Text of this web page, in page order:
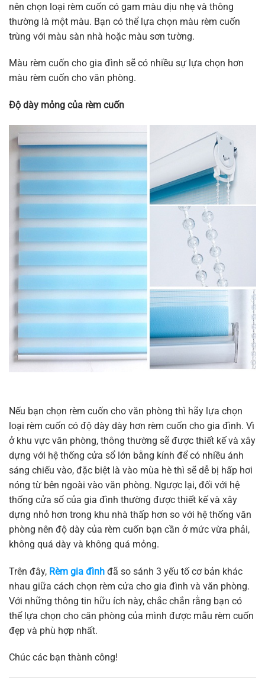
nên chọn loại rèm cuốn có gam màu dịu nhẹ và thông
thường là một màu. Bạn có thể lựa chọn màu rèm cuốn
trùng với màu sàn nhà hoặc màu sơn tường.
Màu rèm cuốn cho gia đình sẽ có nhiều sự lựa chọn hơn
màu rèm cuốn cho văn phòng.
Độ dày mỏng của rèm cuốn
Nếu bạn chọn rèm cuốn cho văn phòng thì hãy lựa chọn
loại rèm cuốn có độ dày dày hơn rèm cuốn cho gia đình. Vì
ở khu vực văn phòng, thông thường sẽ được thiết kế và xây
dựng với hệ thống cửa sổ lớn bằng kính để có nhiều ánh
sáng chiếu vào, đặc biệt là vào mùa hè thì sẽ dễ bị hấp hơi
nóng từ bên ngoài vào văn phòng. Ngược lại, đối với hệ
thống cửa sổ của gia đình thường được thiết kế và xây
dựng nhỏ hơn trong khu nhà thấp hơn so với hệ thống văn
phòng nên độ dày của rèm cuốn bạn cần ở mức vừa phải,
không quá dày và không quá mỏng.
Trên đây, Rèm gia đình đã so sánh 3 yếu tố cơ bản khác
nhau giữa cách chọn rèm cửa cho gia đình và văn phòng.
Với những thông tin hữu ích này, chắc chắn rằng bạn có
thể lựa chọn cho căn phòng của mình được mẫu rèm cuốn
đẹp và phù hợp nhất.
Chúc các bạn thành công!